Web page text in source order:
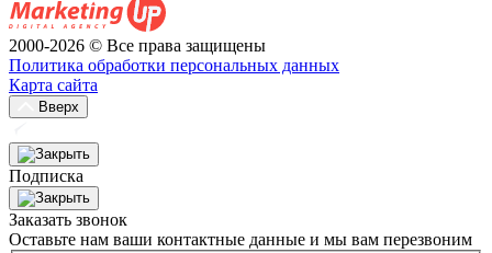
2000-2026 © Все права защищены
Политика обработки персональных данных
Карта сайта
Вверх
Подписка
Заказать звонок
Оставьте нам ваши контактные данные и мы вам перезвоним